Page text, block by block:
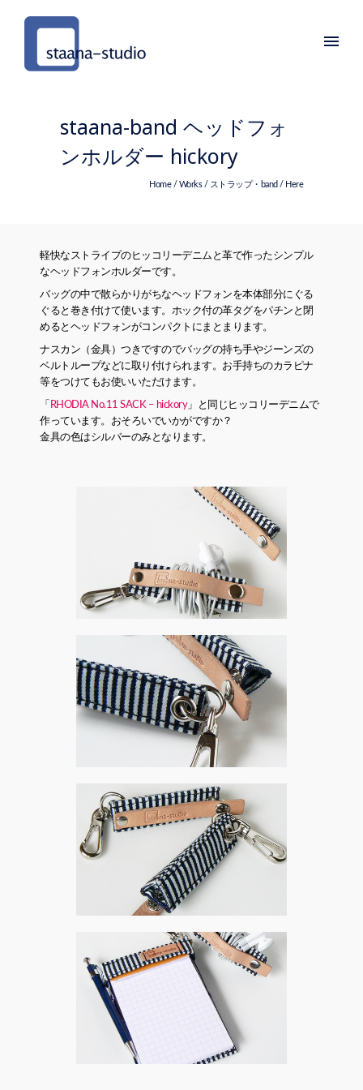
staana-band ヘッドフォ
ンホルダー hickory
Home/ Works/ ストラップ・band / Here
軽快なストライプのヒッコリーデニムと革で作ったシンプル
なヘッドフォンホルダーです。
バッグの中で散らかりがちなヘッドフォンを本体部分にぐる
ぐると巻き付けて使います。ホック付の革タグをパチンと閉
めるとヘッドフォンがコンパクトにまとまります。
ナスカン（金具）つきですのでバッグの持ち手やジーンズの
ベルトループなどに取り付けられます。お手持ちのカラピナ
等をつけてもお使いいただけます。
「 RHODIA No.11 SACK – hickory」と同じヒッコリーデニムで
作っています。おそろいでいかがですか？
金具の色はシルバーのみとなります。